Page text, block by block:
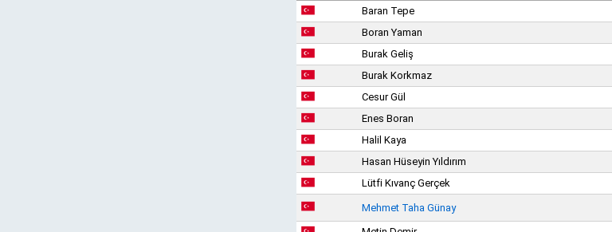
Baran Tepe
Boran Yaman
Burak Geliş
Burak Korkmaz
Cesur Gül
Enes Boran
Halil Kaya
Hasan Hüseyin Yıldırım
Lütfi Kıvanç Gerçek
Mehmet Taha Günay